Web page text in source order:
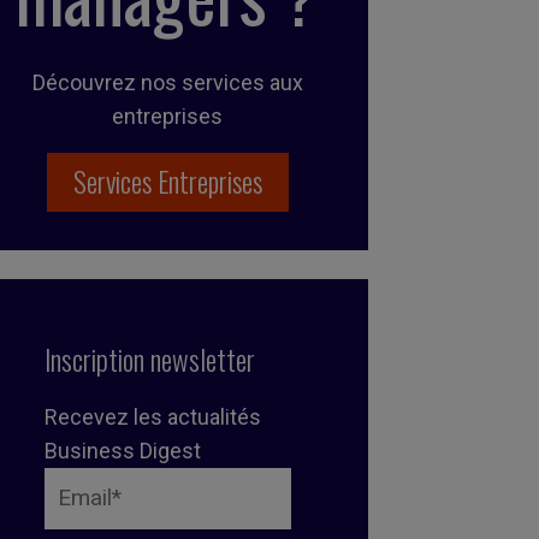
Découvrez nos services aux
entreprises
Services Entreprises
Inscription newsletter
Recevez les actualités
Business Digest